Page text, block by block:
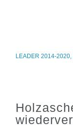
LEADER 2014-2020,